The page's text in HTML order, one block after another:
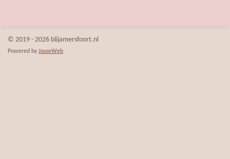
© 2019 - 2026 blijamersfoort.nl
Powered by JouwWeb